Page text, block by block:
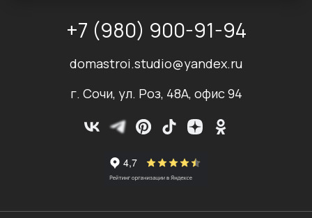
+7 (980) 900-91-94
domastroi.studio@yandex.ru
г. Сочи, ул. Роз, 48А, офис 94